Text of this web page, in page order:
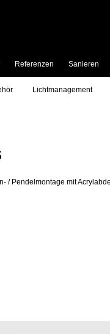
Referenzen Sanieren
Lichtmanagement
/ Pendelmontage mit